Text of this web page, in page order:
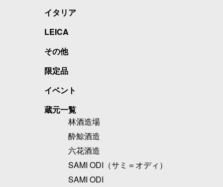
イタリア
LEICA
その他
限定品
イベント
蔵元一覧
林酒造場
酔鯨酒造
六花酒造
SAMI ODI（サミ＝オディ）
SAMI ODI